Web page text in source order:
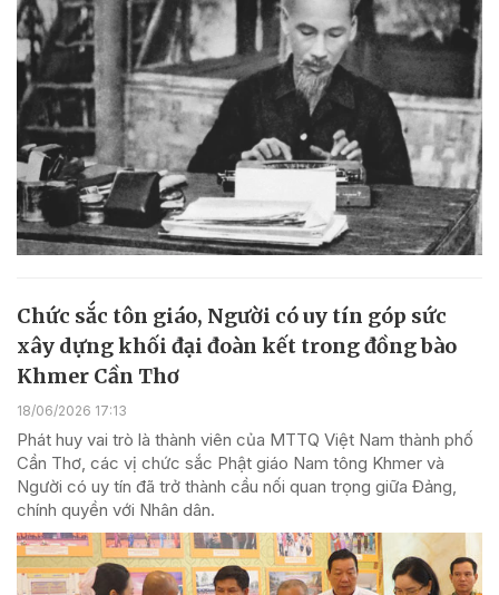
Chức sắc tôn giáo, Người có uy tín góp sức
xây dựng khối đại đoàn kết trong đồng bào
Khmer Cần Thơ
18/06/2026 17:13
Phát huy vai trò là thành viên của MTTQ Việt Nam thành phố
Cần Thơ, các vị chức sắc Phật giáo Nam tông Khmer và
Người có uy tín đã trở thành cầu nối quan trọng giữa Đảng,
chính quyền với Nhân dân.